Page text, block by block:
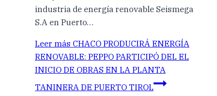
industria de energía renovable Seismega
S.A en Puerto…
Leer más CHACO PRODUCIRÁ ENERGÍA
RENOVABLE: PEPPO PARTICIPÓ DEL EL
INICIO DE OBRAS EN LA PLANTA
TANINERA DE PUERTO TIROL